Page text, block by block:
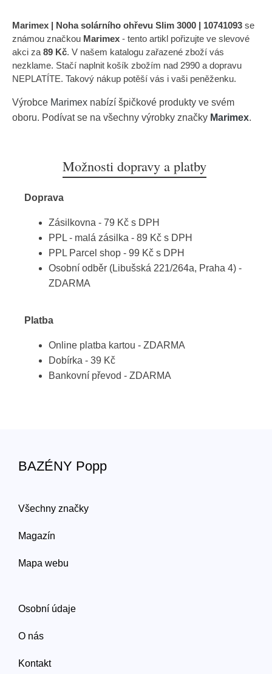
Marimex | Noha solárního ohřevu Slim 3000 | 10741093 se
známou značkou Marimex - tento artikl pořizujte ve slevové
akci za 89 Kč. V našem katalogu zařazené zboží vás
nezklame. Stačí naplnit košík zbožím nad 2990 a dopravu
NEPLATÍTE. Takový nákup potěší vás i vaši peněženku.
Výrobce Marimex nabízí špičkové produkty ve svém
oboru. Podívat se na všechny výrobky značky Marimex.
Možnosti dopravy a platby
Doprava
Zásilkovna - 79 Kč s DPH
PPL - malá zásilka - 89 Kč s DPH
PPL Parcel shop - 99 Kč s DPH
Osobní odběr (Libušská 221/264a, Praha 4) -
ZDARMA
Platba
Online platba kartou - ZDARMA
Dobírka - 39 Kč
Bankovní převod - ZDARMA
BAZÉNY Popp
Všechny značky
Magazín
Mapa webu
Osobní údaje
O nás
Kontakt